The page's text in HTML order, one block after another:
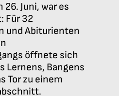
26. Juni, war es
Für 32
und Abiturienten
öffnete sich
Lernens, Bangens
Tor zu einem